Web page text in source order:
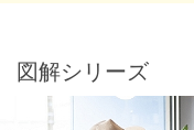
図解シリーズ